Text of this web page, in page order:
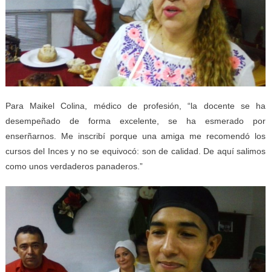
Para Maikel Colina, médico de profesión, “la docente se ha
desempeñado de forma excelente, se ha esmerado por
enserñarnos. Me inscribí porque una amiga me recomendó los
cursos del Inces y no se equivocó: son de calidad. De aquí salimos
como unos verdaderos panaderos.”